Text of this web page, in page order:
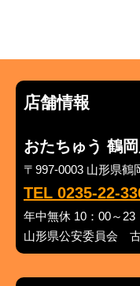
店舗情報
おたちゅう 鶴
〒997-0003 山形県鶴
TEL 0235-22-
年中無休 10：00～23
山形県公安委員会